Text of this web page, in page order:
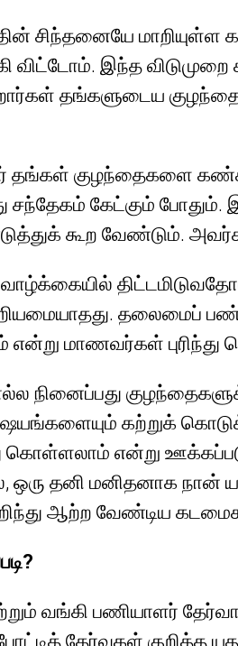
சிந்தனையே
விட்டோம். இந்த
தங்களுடைய
குழந்தைகளை
சந்தேகம் கேட்கும்
கூற வேண்டும்.
தலைமைப்
மாணவர்கள் புரிந்து
நினைப்பது
கற்றுக்
கொள்ளலாம் என்று
ஒரு தனி மனிதனாக
ஆற்ற வேண்டிய
மற்றும் வங்கி பணியாளர்
தேர்வுகள் குறித்த